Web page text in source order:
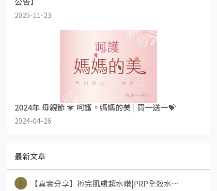
2025-11-23
2024年 母親節 💗 呵護。媽媽的美 | 買一送一💝
2024-04-26
最新文章
1
【真實分享】擦完肌膚超水嫩|PRP全效水⋯